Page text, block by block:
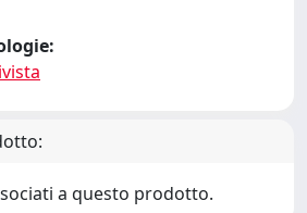
a questo prodotto.